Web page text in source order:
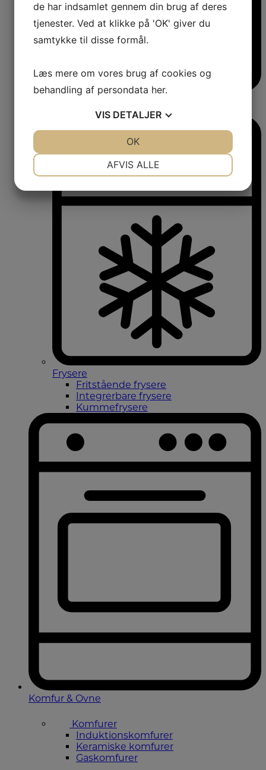
Vinkøleskabe
Vinkøleskabe
Frysere
Fritstående frysere
Integrerbare frysere
Kummefrysere
Komfur & Ovne
Komfurer
Induktionskomfurer
Keramiske komfurer
Gaskomfurer
de har indsamlet gennem din brug af deres
tjenester. Ved at klikke på 'OK' giver du
samtykke til disse formål.
Læs mere om vores brug af cookies og
behandling af persondata her.
VIS DETALJER
AFVIS ALLE
OK